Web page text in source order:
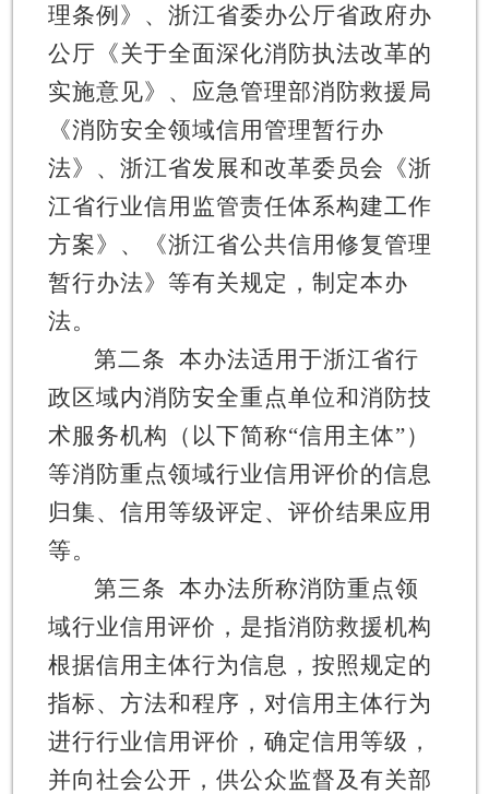
理条例》、浙江省委办公厅省政府办
公厅《关于全面深化消防执法改革的
实施意见》、应急管理部消防救援局
《消防安全领域信用管理暂行办
法》、浙江省发展和改革委员会《浙
江省行业信用监管责任体系构建工作
方案》、《浙江省公共信用修复管理
暂行办法》等有关规定，制定本办
法。
第二条 本办法适用于浙江省行
政区域内消防安全重点单位和消防技
术服务机构（以下简称“信用主体”）
等消防重点领域行业信用评价的信息
归集、信用等级评定、评价结果应用
等。
第三条 本办法所称消防重点领
域行业信用评价，是指消防救援机构
根据信用主体行为信息，按照规定的
指标、方法和程序，对信用主体行为
进行行业信用评价，确定信用等级，
并向社会公开，供公众监督及有关部